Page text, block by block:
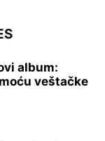
album:
veštačke